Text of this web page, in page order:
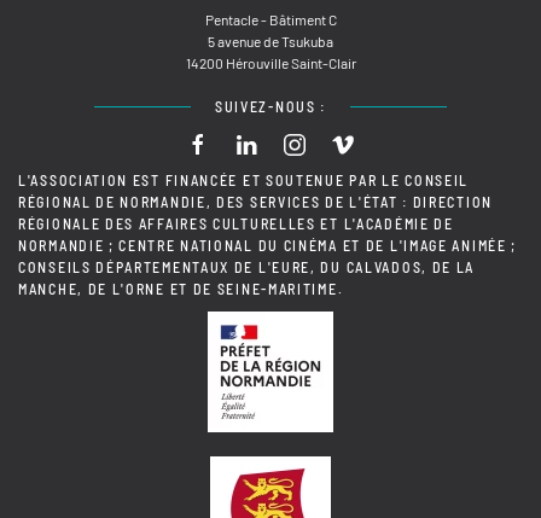
Pentacle - Bâtiment C
5 avenue de Tsukuba
14200 Hérouville Saint-Clair
SUIVEZ-NOUS :
L'ASSOCIATION EST FINANCÉE ET SOUTENUE PAR LE CONSEIL
RÉGIONAL DE NORMANDIE, DES SERVICES DE L'ÉTAT : DIRECTION
RÉGIONALE DES AFFAIRES CULTURELLES ET L'ACADÉMIE DE
NORMANDIE ; CENTRE NATIONAL DU CINÉMA ET DE L'IMAGE ANIMÉE ;
CONSEILS DÉPARTEMENTAUX DE L'EURE, DU CALVADOS, DE LA
MANCHE, DE L'ORNE ET DE SEINE-MARITIME.